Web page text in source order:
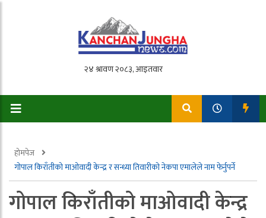
होमपेज
गोपाल किराँतीको माओवादी केन्द्र र सन्ध्या तिवारीको नेकपा एमालेले नाम फेर्नुपर्ने
गोपाल किराँतीको माओवादी केन्द्र